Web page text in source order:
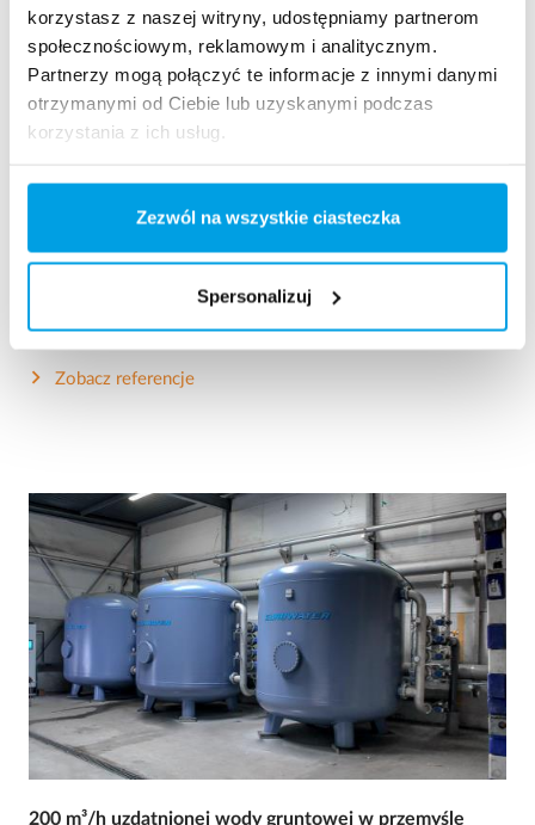
korzystasz z naszej witryny, udostępniamy partnerom
społecznościowym, reklamowym i analitycznym.
Partnerzy mogą połączyć te informacje z innymi danymi
otrzymanymi od Ciebie lub uzyskanymi podczas
korzystania z ich usług.
Zezwól na wszystkie ciasteczka
Spersonalizuj
2 x 60 m³/h woda ultraczysta dla elektrowni - Stacja
Ten klient potrzebował zmodernizować istniejącą już stację
uzdatniania wody, jednak nie miał żadnego wolnego miejsca.
Mobilna stacja uzdatniania wody w kontenerze była
Mobilne stacje uzdatniania wody
Ciepłownie i elektrownie
Zobacz referencje
200 m³/h uzdatnionej wody gruntowej w przemyśle